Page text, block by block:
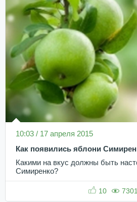
10:03 / 17 апреля 2015
Как появились яблони
Какими на вкус должны быть
Симиренко?
10 7301